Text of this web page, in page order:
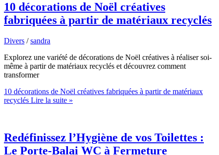
10 décorations de Noël créatives
fabriquées à partir de matériaux recyclés
Divers /sandra
Explorez une variété de décorations de Noël créatives à réaliser soi-
même à partir de matériaux recyclés et découvrez comment
transformer
10 décorations de Noël créatives fabriquées à partir de matériaux
recyclés Lire la suite »
Redéfinissez l’Hygiène de vos Toilettes :
Le Porte-Balai WC à Fermeture